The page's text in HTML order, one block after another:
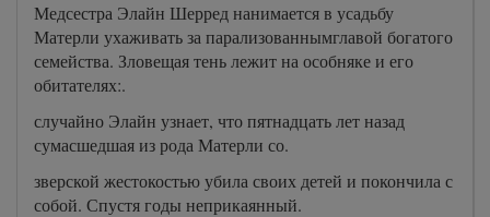
Медсестра Элайн Шерред нанимается в усадьбу
Матерли ухаживать за парализованнымглавой богатого
семейства. Зловещая тень лежит на особняке и его
обитателях:.
случайно Элайн узнает, что пятнадцать лет назад
сумасшедшая из рода Матерли со.
зверской жестокостью убила своих детей и покончила с
собой. Спустя годы неприкаянный.